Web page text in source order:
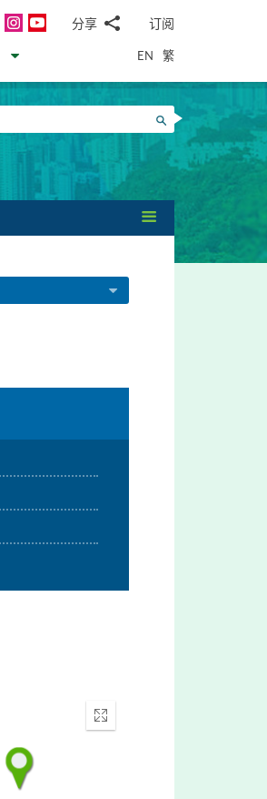
InstagramYouTube分享
邮WhatsApp
微
信
面
书Twitter
LinkedIn
微
订阅
EN 繁
搜寻
Enter
fullscreen